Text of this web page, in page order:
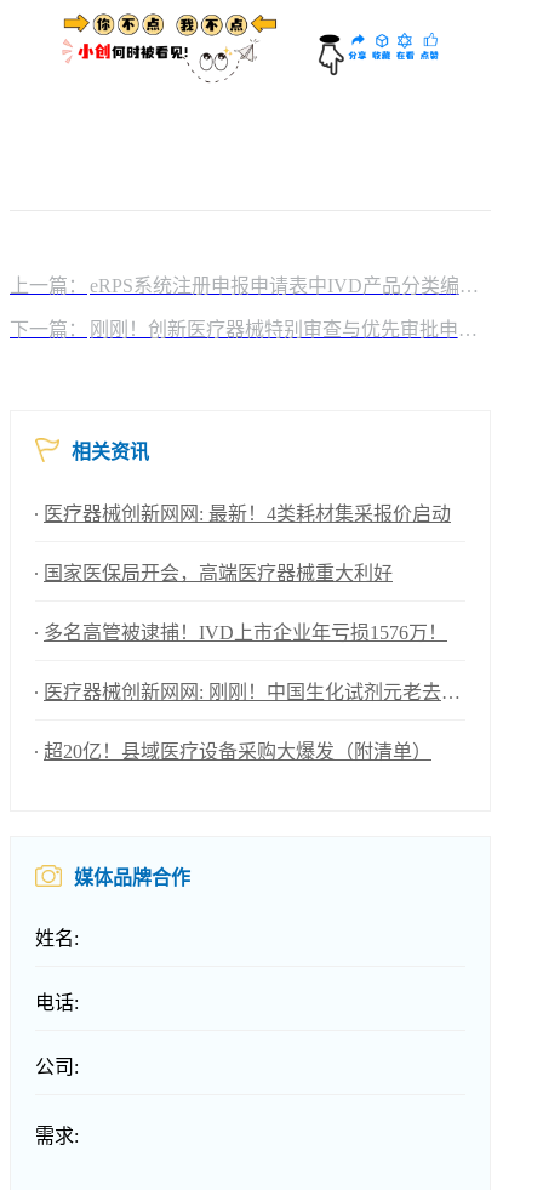
上一篇： eRPS系统注册申报申请表中IVD产品分类编码应如何选择？
下一篇： 刚刚！创新医疗器械特别审查与优先审批申请实施细则发布
相关资讯
医疗器械创新网网: 最新！4类耗材集采报价启动
国家医保局开会，高端医疗器械重大利好
多名高管被逮捕！IVD上市企业年亏损1576万！
医疗器械创新网网: 刚刚！中国生化试剂元老去世！
超20亿！县域医疗设备采购大爆发（附清单）
媒体品牌合作
姓名:
电话:
公司:
需求: